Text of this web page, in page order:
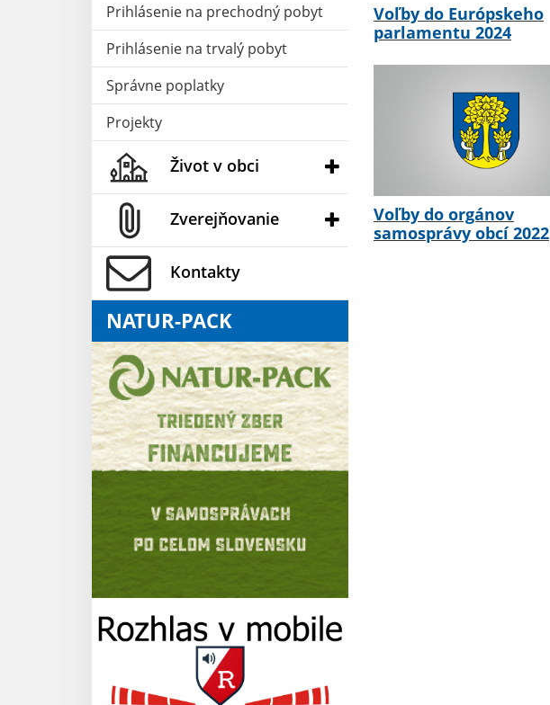
Prihlásenie na prechodný pobyt
Prihlásenie na trvalý pobyt
Správne poplatky
Projekty
Život v obci
Zverejňovanie
Kontakty
NATUR-PACK
Voľby do Európskeho
parlamentu 2024
Voľby do orgánov
samosprávy obcí 2022